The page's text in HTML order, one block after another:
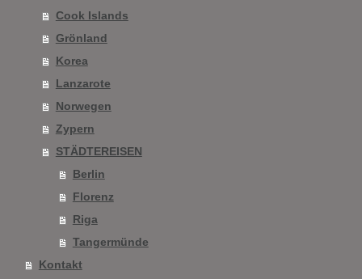
Cook Islands
Grönland
Korea
Lanzarote
Norwegen
Zypern
STÄDTEREISEN
Berlin
Florenz
Riga
Tangermünde
Kontakt